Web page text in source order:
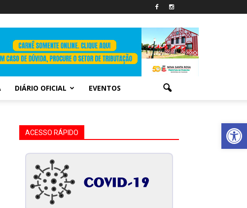
Abrir
DIÁRIO OFICIAL EVENTOS
ACESSO RÁPIDO